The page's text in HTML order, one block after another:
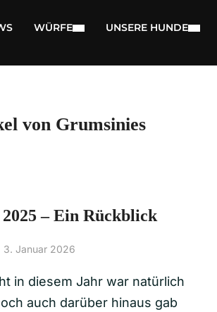
WÜRFE UNSERE HUNDE
von Grumsinies
– Ein Rückblick
3. Januar 2026
in diesem Jahr war natürlich
auch darüber hinaus gab